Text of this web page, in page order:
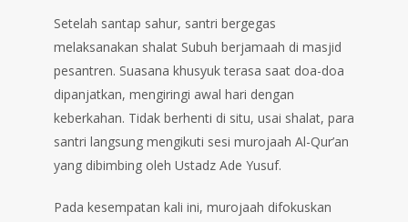
Setelah santap sahur, santri bergegas
melaksanakan shalat Subuh berjamaah di masjid
pesantren. Suasana khusyuk terasa saat doa-doa
dipanjatkan, mengiringi awal hari dengan
keberkahan. Tidak berhenti di situ, usai shalat, para
santri langsung mengikuti sesi murojaah Al-Qur’an
yang dibimbing oleh Ustadz Ade Yusuf.
Pada kesempatan kali ini, murojaah difokuskan